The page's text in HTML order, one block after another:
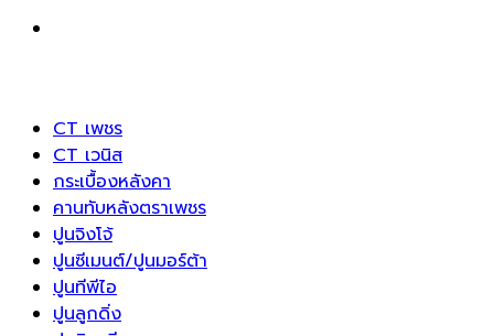
CT เพชร
CT เวนิส
กระเบื้องหลังคา
คานทับหลังตราเพชร
ปูนจิงโจ้
ปูนซีเมนต์/ปูนมอร์ต้า
ปูนทีพีไอ
ปูนลูกดิ่ง